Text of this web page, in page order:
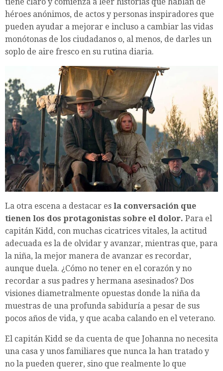
héroes anónimos, de actos y personas inspiradores que
pueden ayudar a mejorar e incluso a cambiar las vidas
monótonas de los ciudadanos o, al menos, de darles un
soplo de aire fresco en su rutina diaria.
La otra escena a destacar es la conversación que
tienen los dos protagonistas sobre el dolor. Para el
capitán Kidd, con muchas cicatrices vitales, la actitud
adecuada es la de olvidar y avanzar, mientras que, para
la niña, la mejor manera de avanzar es recordar,
aunque duela. ¿Cómo no tener en el corazón y no
recordar a sus padres y hermana asesinados? Dos
visiones diametralmente opuestas donde la niña da
muestras de una profunda sabiduría a pesar de sus
pocos años de vida, y que acaba calando en el veterano.
El capitán Kidd se da cuenta de que Johanna no necesita
una casa y unos familiares que nunca la han tratado y
no la pueden querer, sino que realmente lo que